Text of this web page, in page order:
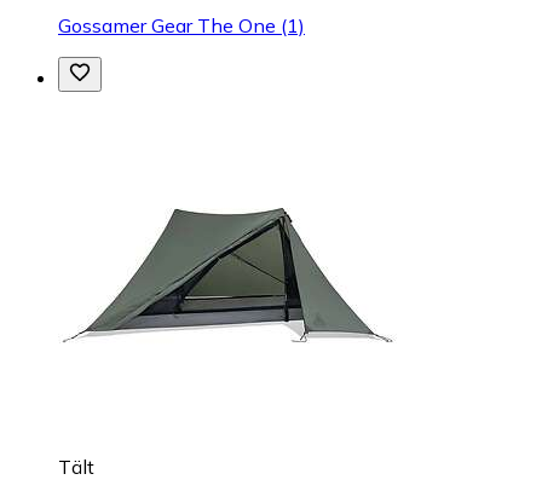
Gossamer Gear The One (1)
Tält